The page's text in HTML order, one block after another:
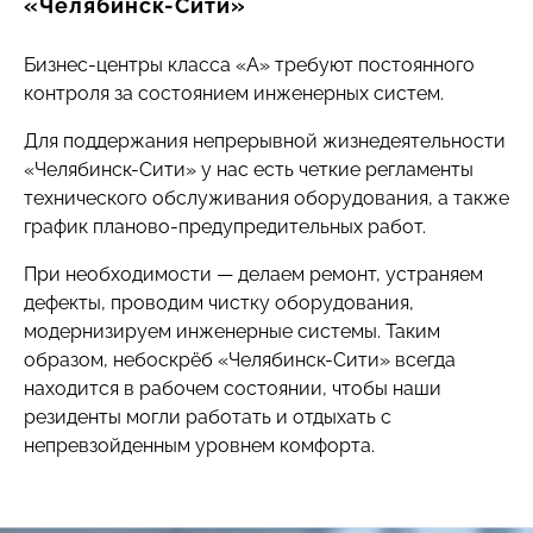
«Челябинск-Сити»
Бизнес-центры класса «А» требуют постоянного
контроля за состоянием инженерных систем.
Для поддержания непрерывной жизнедеятельности
«Челябинск-Сити» у нас есть четкие регламенты
технического обслуживания оборудования, а также
график планово-предупредительных работ.
При необходимости — делаем ремонт, устраняем
дефекты, проводим чистку оборудования,
модернизируем инженерные системы. Таким
образом, небоскрёб «Челябинск-Сити» всегда
находится в рабочем состоянии, чтобы наши
резиденты могли работать и отдыхать с
непревзойденным уровнем комфорта.